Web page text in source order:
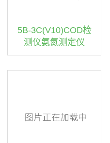
5B-3C(V10)COD检
测仪氨氮测定仪